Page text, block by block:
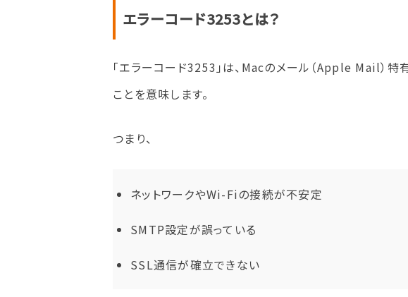
エラーコード3253とは？
「エラーコード3253」は、Macのメール（Apple Mail）特
ことを意味します。
つまり、
ネットワークやWi-Fiの接続が不安定
SMTP設定が誤っている
SSL通信が確立できない